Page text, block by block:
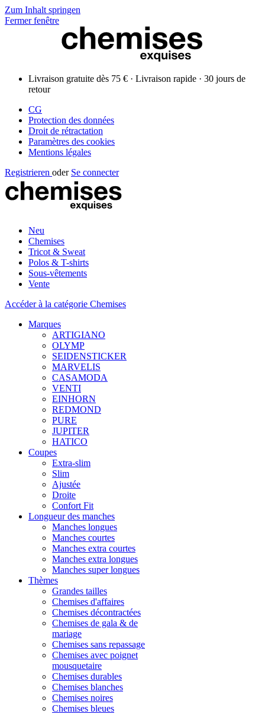
Zum Inhalt springen
Fermer fenêtre
Livraison gratuite dès 75 € · Livraison rapide · 30 jours de
retour
CG
Protection des données
Droit de rétractation
Paramètres des cookies
Mentions légales
Registrieren oder Se connecter
Neu
Chemises
Tricot & Sweat
Polos & T-shirts
Sous-vêtements
Vente
Accéder à la catégorie Chemises
Marques
ARTIGIANO
OLYMP
SEIDENSTICKER
MARVELIS
CASAMODA
VENTI
EINHORN
REDMOND
PURE
JUPITER
HATICO
Coupes
Extra-slim
Slim
Ajustée
Droite
Confort Fit
Longueur des manches
Manches longues
Manches courtes
Manches extra courtes
Manches extra longues
Manches super longues
Thèmes
Grandes tailles
Chemises d'affaires
Chemises décontractées
Chemises de gala & de
mariage
Chemises sans repassage
Chemises avec poignet
mousquetaire
Chemises durables
Chemises blanches
Chemises noires
Chemises bleues